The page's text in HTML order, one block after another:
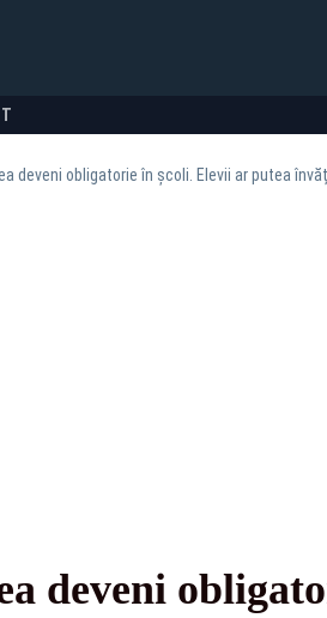
deveni obligatorie în școli. Elevii ar putea
deveni